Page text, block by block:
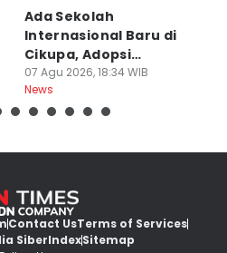
Ada Sekolah
Internasional Baru di
Cikupa, Adopsi
Kurikulum Singapura
07 Agu 2026, 18:34 WIB
News
Contact UsTerms of Services
SiberIndexSitemap